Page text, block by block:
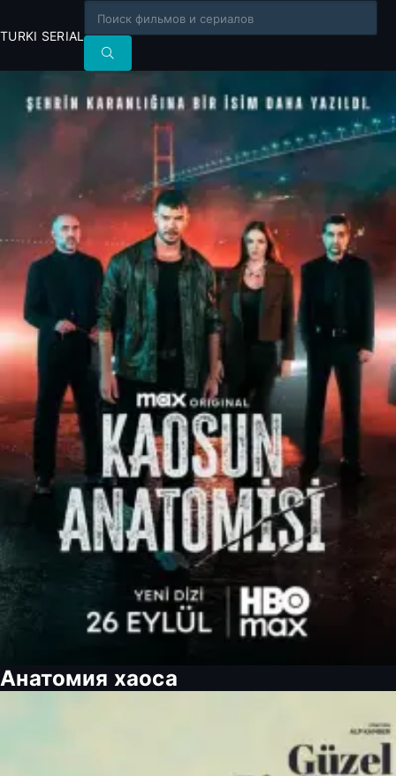
TURKI SERIAL
Анатомия хаоса